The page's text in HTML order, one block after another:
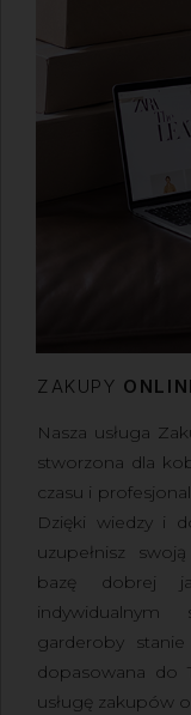
ZAKUPY
Nasza usługa
stworzona dla
czasu i
Dzięki wiedzy i
uzupełnisz
bazę dobrej
indywidualnym
garderoby
dopasowana do
usługę zakupów